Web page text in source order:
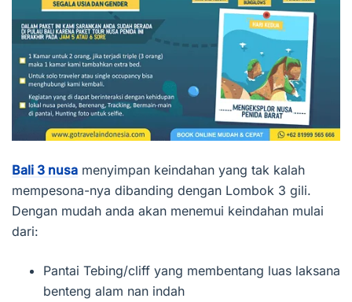
Bali 3 nusa menyimpan keindahan yang tak kalah
mempesona-nya dibanding dengan Lombok 3 gili.
Dengan mudah anda akan menemui keindahan mulai
dari:
Pantai Tebing/cliff yang membentang luas laksana
benteng alam nan indah